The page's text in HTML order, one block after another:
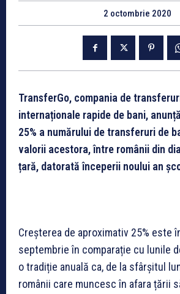
2 octombrie 2020
TransferGo, compania de
internaționale rapide de bani,
25% a numărului de transferuri de
valorii acestora, între românii din
țară, datorată începerii noului an
Creșterea de aproximativ 25% este
septembrie în comparație cu lunile
o tradiție anuală ca, de la sfârșitul
românii care muncesc în afara țării